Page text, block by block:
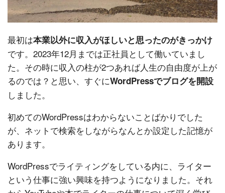
最初は本業以外に収入がほしいと思ったのがきっかけ
です。2023年12月までは正社員として働いていまし
た。その時に収入の柱が2つあれば人生の自由度が上が
るのでは？と思い、すぐにWordPressでブログを開設
しました。
初めてのWordPressはわからないことばかりでした
が、ネットで検索をしながらなんとか設定した記憶が
あります。
WordPressでライティングをしている内に、ライター
という仕事に強い興味を持つようになりました。それ